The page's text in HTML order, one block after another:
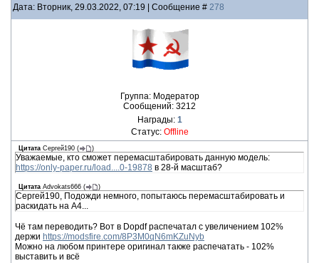
Дата: Вторник, 29.03.2022, 07:19 | Сообщение # 278
Группа: Модератор
Сообщений: 3212
Награды: 1
Статус: Offline
Цитата Сергей190 ( )
Уважаемые, кто сможет перемасштабировать данную модель:
https://only-paper.ru/load....0-19878 в 28-й масштаб?
Цитата Advokats666 ( )
Сергей190, Подожди немного, попытаюсь перемасштабировать и
раскидать на А4...
Чё там переводить? Вот в Dopdf распечатал с увеличением 102%
держи https://modsfire.com/8P3M0qN6mKZuNyb
Можно на любом принтере оригинал также распечатать - 102%
выставить и всё